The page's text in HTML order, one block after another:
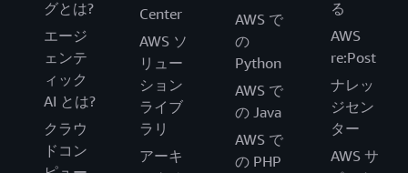
グとは?
エージ
ェンテ
ィック
AI とは?
クラウ
ドコン
Center
AWS ソ
リュー
ション
ライブ
ラリ
アーキ
AWS で
の
Python
AWS で
の Java
AWS で
の PHP
る
AWS
re:Post
ナレッ
ジセン
ター
AWS サ